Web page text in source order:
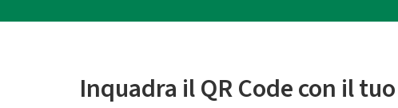
Inquadra il QR Code con il